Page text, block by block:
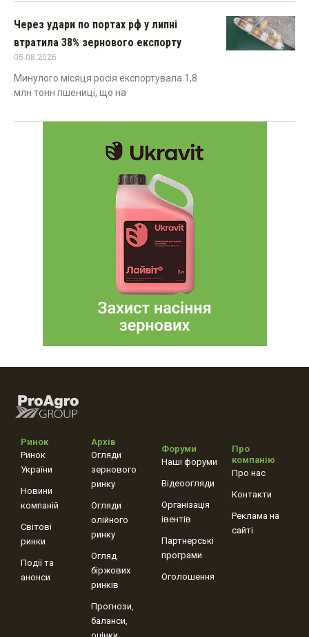
Через удари по портах рф у липні
втратила 38% зернового експорту
05.08.2026
Минулого місяця росія експортувала 1,8
млн тонн пшениці, що на
Ринок
Ринок
України
Новини
компаній
Світові
ринки
Події та
анонси
Архів
Огляди
зернового
ринку
Огляди
олійного
ринку
Огляд
біржових
ринків
Прогнози,
баланси,
Форуми
Наші форуми
Відеоогляди
Організація
івентів
Партнерські
програми
Оголошення
Про
компанію
Про нас
Контакти
Реклама на
сайті